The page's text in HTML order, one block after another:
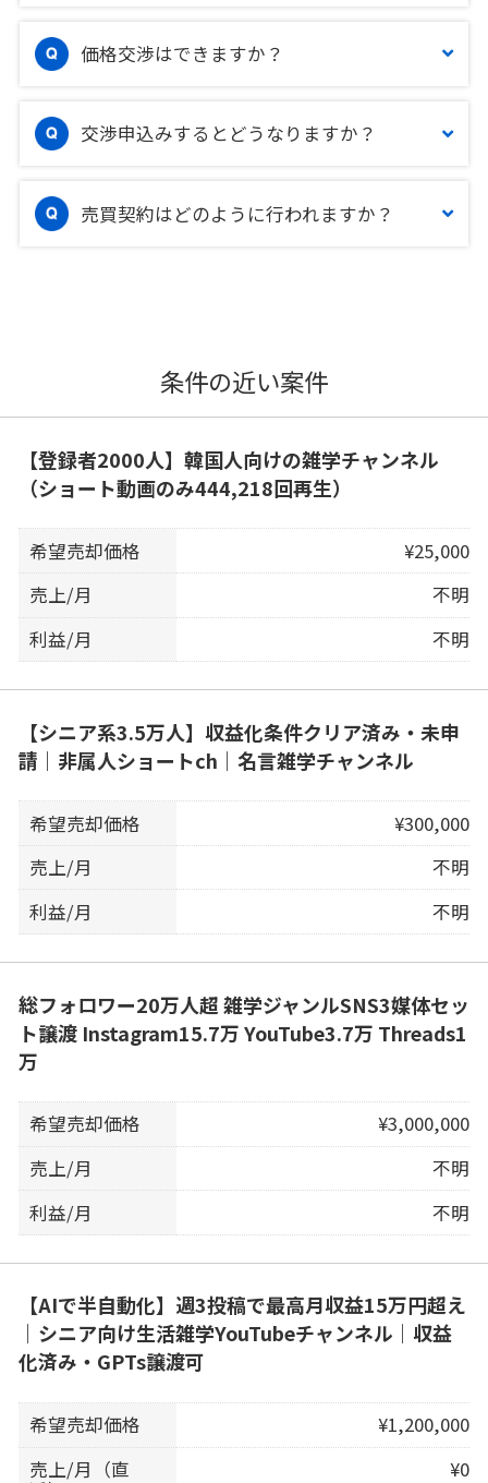
価格交渉はできますか？
交渉申込みするとどうなりますか？
売買契約はどのように行われますか？
条件の近い案件
【登録者2000人】韓国人向けの雑学チャンネル
（ショート動画のみ444,218回再生）
希望売却価格
¥25,000
売上/月
不明
利益/月
不明
【シニア系3.5万人】収益化条件クリア済み・未申
請｜非属人ショートch｜名言雑学チャンネル
希望売却価格
¥300,000
売上/月
不明
利益/月
不明
総フォロワー20万人超 雑学ジャンルSNS3媒体セッ
ト譲渡 Instagram15.7万 YouTube3.7万 Threads1
万
希望売却価格
¥3,000,000
売上/月
不明
利益/月
不明
【AIで半自動化】週3投稿で最高月収益15万円超え
｜シニア向け生活雑学YouTubeチャンネル｜収益
化済み・GPTs譲渡可
希望売却価格
¥1,200,000
売上/月（直
¥0